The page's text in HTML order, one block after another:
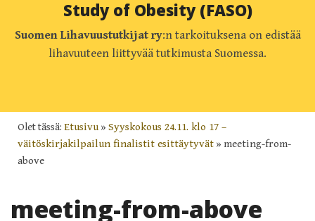
Study of Obesity (FASO)
Suomen Lihavuustutkijat ry:n tarkoituksena on edistää
lihavuuteen liittyvää tutkimusta Suomessa.
Olet tässä: Etusivu » Syyskokous 24.11. klo 17 –
väitöskirjakilpailun finalistit esittäytyvät » meeting-from-
above
meeting-from-above